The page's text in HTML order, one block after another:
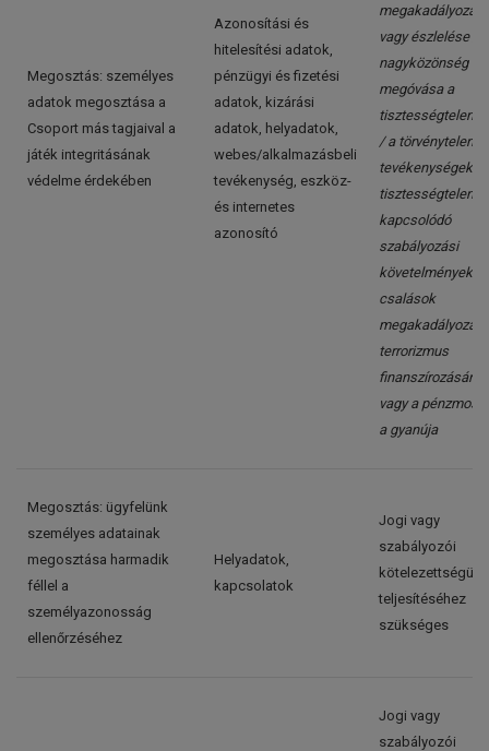
Megosztás: személyes
adatok megosztása a
Csoport más tagjaival a
játék integritásának
védelme érdekében
Azonosítási és
hitelesítési adatok,
pénzügyi és fizetési
adatok, kizárási
adatok, helyadatok,
webes/alkalmazásbeli
tevékenység, eszköz-
és internetes
azonosító
vagy észlelése / a
nagyközönség
megóvása a
/ a törvénytelen
kapcsolódó
szabályozási
követelmények /
csalások
terrorizmus
vagy a
a gyanúja
Megosztás: ügyfelünk
személyes adatainak
megosztása harmadik
féllel a
személyazonosság
ellenőrzéséhez
Helyadatok,
kapcsolatok
Jogi vagy
szabályozói
kötelezettségünk
teljesítéséhez
szükséges
Jogi vagy
szabályozói